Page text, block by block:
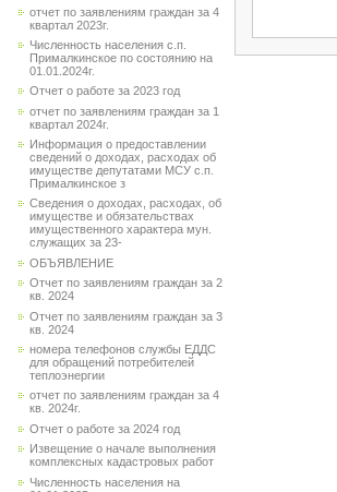
отчет по заявлениям граждан за 4
квартал 2023г.
Численность населения с.п.
Прималкинское по состоянию на
01.01.2024г.
Отчет о работе за 2023 год
отчет по заявлениям граждан за 1
квартал 2024г.
Информация о предоставлении
сведений о доходах, расходах об
имуществе депутатами МСУ с.п.
Прималкинское з
Сведения о доходах, расходах, об
имуществе и обязательствах
имущественного характера мун.
служащих за 23-
ОБЪЯВЛЕНИЕ
Отчет по заявлениям граждан за 2
кв. 2024
Отчет по заявлениям граждан за 3
кв. 2024
номера телефонов службы ЕДДС
для обращений потребителей
теплоэнергии
отчет по заявлениям граждан за 4
кв. 2024г.
Отчет о работе за 2024 год
Извещение о начале выполнения
комплексных кадастровых работ
Численность населения на